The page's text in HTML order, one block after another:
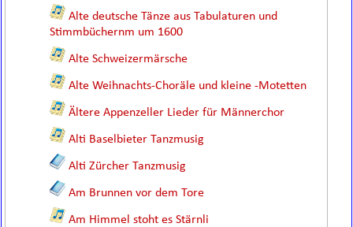
Alte deutsche Tänze aus Tabulaturen und
Stimmbüchernm um 1600
Alte Schweizermärsche
Alte Weihnachts-Choräle und kleine -Motetten
Ältere Appenzeller Lieder für Männerchor
Alti Baselbieter Tanzmusig
Alti Zürcher Tanzmusig
Am Brunnen vor dem Tore
Am Himmel stoht es Stärnli